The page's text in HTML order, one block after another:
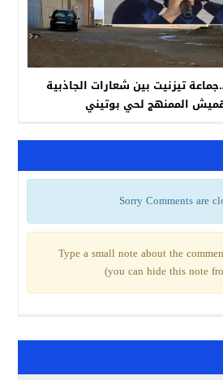
تيزنيت بين شعارات الجاذبية
الممنهج لحي بوتيني
Sorry Comments are
Type a small note about the
(you can hide this note